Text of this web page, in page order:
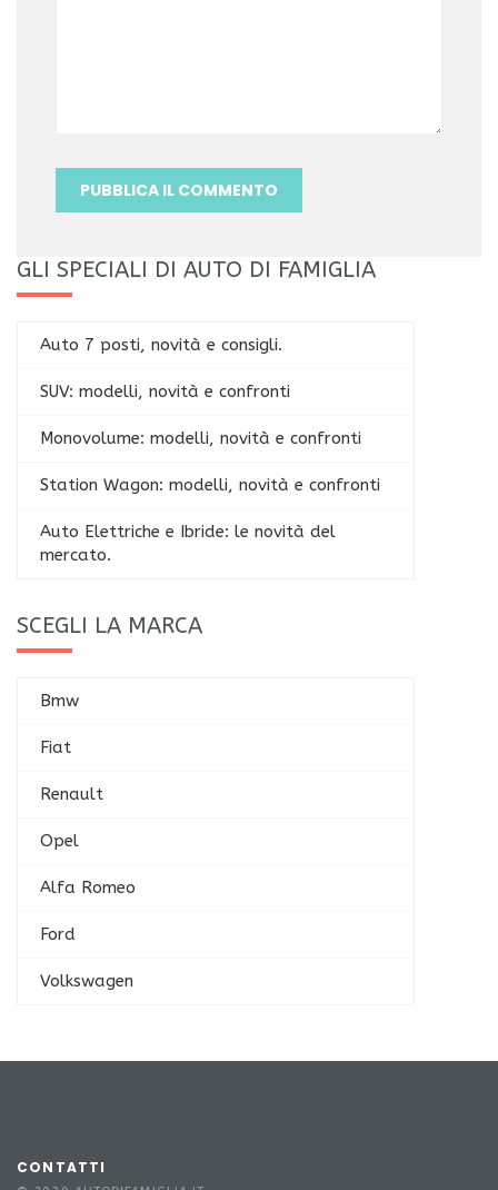
GLI SPECIALI DI AUTO DI FAMIGLIA
Auto 7 posti, novità e consigli.
SUV: modelli, novità e confronti
Monovolume: modelli, novità e confronti
Station Wagon: modelli, novità e confronti
Auto Elettriche e Ibride: le novità del
mercato.
SCEGLI LA MARCA
Bmw
Fiat
Renault
Opel
Alfa Romeo
Ford
Volkswagen
CONTATTI